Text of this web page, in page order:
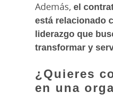
Además, el
está relacionado
liderazgo que
transformar y
¿Quieres
en una